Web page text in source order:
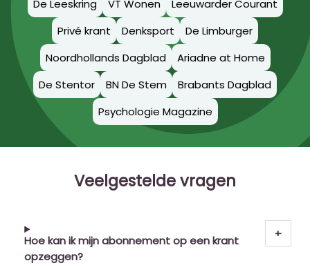
De Leeskring VT Wonen
Leeuwarder Courant
Privé krant
Denksport
De Limburger
Noordhollands Dagblad
Ariadne at Home
De Stentor
BN De Stem
Brabants Dagblad
Psychologie Magazine
Veelgestelde vragen
Hoe kan ik mijn abonnement op een krant
opzeggen?